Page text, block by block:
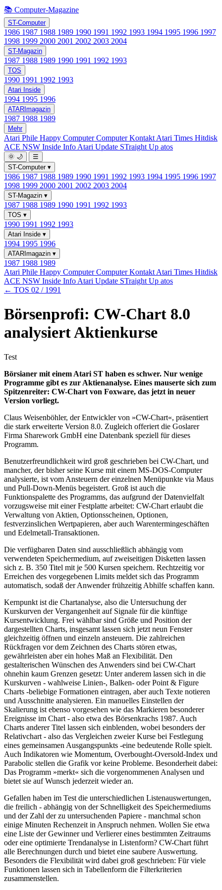
📚 Computer-Magazine
ST-Computer
1986 1987 1988 1989 1990 1991 1992 1993 1994 1995 1996 1997
1998 1999 2000 2001 2002 2003 2004
ST-Magazin
1987 1988 1989 1990 1991 1992 1993
TOS
1990 1991 1992 1993
Atari Inside
1994 1995 1996
ATARImagazin
1987 1988 1989
Mehr
Atari Phile Happy ComputerComputer Kontakt Atari Times Hitdisk
ACE NSW Inside Info Atari Update STraight Up atos
🌞 🌙
☰
ST-Computer ▾
1986 1987 1988 1989 1990 1991 1992 1993 1994 1995 1996 1997
1998 1999 2000 2001 2002 2003 2004
ST-Magazin ▾
1987 1988 1989 1990 1991 1992 1993
TOS ▾
1990 1991 1992 1993
Atari Inside ▾
1994 1995 1996
ATARImagazin ▾
1987 1988 1989
Atari Phile Happy ComputerComputer Kontakt Atari Times Hitdisk
ACE NSW Inside Info Atari Update STraight Up atos
← TOS 02 / 1991
Börsenprofi: CW-Chart 8.0
analysiert Aktienkurse
Test
Börsianer mit einem Atari ST haben es schwer. Nur wenige
Programme gibt es zur Aktienanalyse. Eines mauserte sich zum
Spitzenreiter: CW-Chart von Foxware, das jetzt in neuer
Version vorliegt.
Claus Weisenböhler, der Entwickler von »CW-Chart«, präsentiert
die stark erweiterte Version 8.0. Zugleich offeriert die Goslarer
Firma Sharework GmbH eine Datenbank speziell für dieses
Programm.
Benutzerfreundlichkeit wird groß geschrieben bei CW-Chart, und
mancher, der bisher seine Kurse mit einem MS-DOS-Computer
analysierte, ist vom Ansteuern der einzelnen Menüpunkte via Maus
und Pull-Down-Menüs begeistert. Groß ist auch die
Funktionspalette des Programms, das aufgrund der Datenvielfalt
vorzugsweise mit einer Festplatte arbeitet: CW-Chart erlaubt die
Verwaltung von Aktien, Optionsscheinen, Optionen,
festverzinslichen Wertpapieren, aber auch Warentermingeschäften
und Edelmetall-Transaktionen.
Die verfügbaren Daten sind ausschließlich abhängig vom
verwendeten Speichermedium, auf zweiseitigen Disketten lassen
sich z. B. 350 Titel mit je 500 Kursen speichern. Rechtzeitig vor
Erreichen des vorgegebenen Limits meldet sich das Programm
automatisch, sodaß der Anwender frühzeitig Abhilfe schaffen kann.
Kernpunkt ist die Chartanalyse, also die Untersuchung der
Kurskurven der Vergangenheit auf Signale für die künftige
Kursentwicklung. Frei wählbar sind Größe und Position der
dargestellten Charts, insgesamt lassen sich jetzt neun Fenster
gleichzeitig öffnen und einzeln ansteuern. Die zahlreichen
Rückfragen vor dem Zeichnen des Charts stören etwas,
gewährleisten aber ein hohes Maß an Flexibilität. Den
gestalterischen Wünschen des Anwenders sind bei CW-Chart
ohnehin kaum Grenzen gesetzt: Unter anderem lassen sich in die
Kurskurven - wahlweise Linien-, Balken- oder Point & Figure
Charts -beliebige Formationen eintragen, aber auch Texte notieren
und Ausschnitte analysieren. Ein manuelles Einstellen der
Skalierung ist ebenso vorgesehen wie das Markieren besonderer
Ereignisse im Chart - also etwa des Börsenkrachs 1987. Auch
Charts anderer Titel lassen sich einblenden, wobei besonders der
Relativchart - also das Vergleichen zweier Kurse bei Festlegung
eines gemeinsamen Ausgangspunkts -eine bedeutende Rolle spielt.
Auch Indikatoren wie Momentum, Overbought-Oversold-Index und
Parabolic stellen die Grafik vor keine Probleme. Besonderheit dabei:
Das Programm »merkt« sich die vorgenommenen Analysen und
bietet sie auf Wunsch jederzeit wieder an.
Gefallen haben im Test die unterschiedlichen Listenauswertungen,
die freilich - abhängig von der Schnelligkeit des Speichermediums
und der Zahl der zu untersuchenden Papiere - manchmal schon
einige Minuten Rechenzeit in Anspruch nehmen. Wollen Sie etwa
eine Liste der Gewinner und Verlierer eines bestimmten Zeitraums
oder eine optimierte Trendanalyse in Listenform? CW-Chart führt
alle Berechnungen durch und bietet eine saubere Auswertung.
Besonders die Flexibilität wird dabei groß geschrieben: Für viele
Funktionen lassen sich in Tabellenform die Filterkriterien
zusammenstellen.